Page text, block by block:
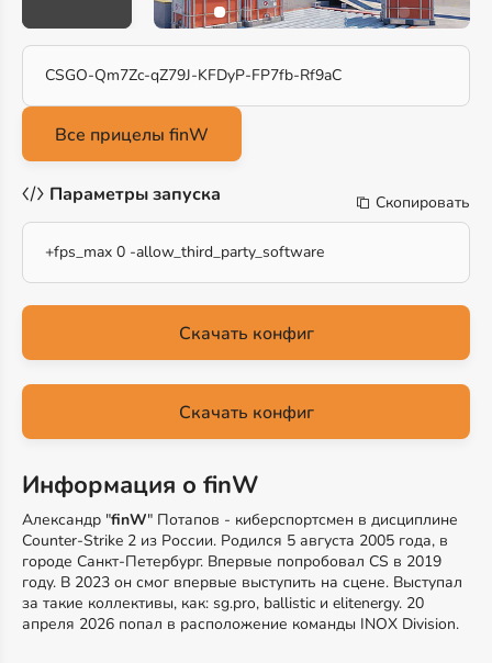
CSGO-Qm7Zc-qZ79J-KFDyP-FP7fb-Rf9aC
Параметры запуска Скопировать
+fps_max 0 -allow_third_party_software
Скачать конфиг
Скачать конфиг
Информация о finW
Александр "finW" Потапов - киберспортсмен в дисциплине
Counter-Strike 2 из России. Родился 5 августа 2005 года, в
городе Санкт-Петербург. Впервые попробовал CS в 2019
году. В 2023 он смог впервые выступить на сцене. Выступал
за такие коллективы, как: sg.pro, ballistic и elitenergy. 20
апреля 2026 попал в расположение команды INOX Division.